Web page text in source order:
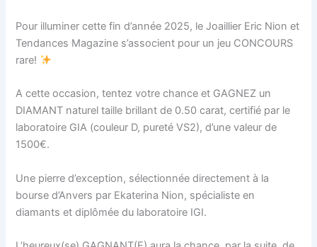
Pour illuminer cette fin d’année 2025, le Joaillier Eric Nion et
Tendances Magazine s’associent pour un jeu CONCOURS
rare!
A cette occasion, tentez votre chance et GAGNEZ un
DIAMANT naturel taille brillant de 0.50 carat, certifié par le
laboratoire GIA (couleur D, pureté VS2), d’une valeur de
1500€.
Une pierre d’exception, sélectionnée directement à la
bourse d’Anvers par Ekaterina Nion, spécialiste en
diamants et diplômée du laboratoire IGI.